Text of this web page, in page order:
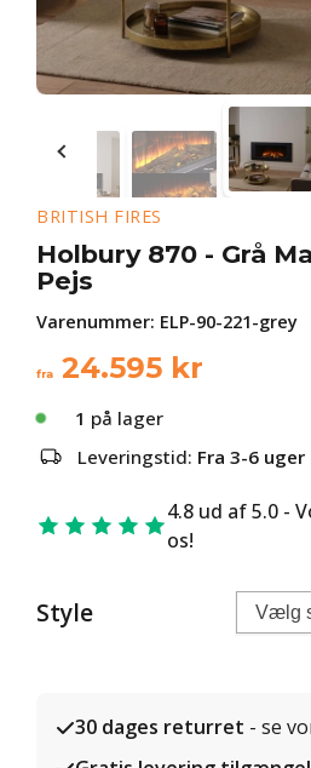
BRITISH FIRES
Holbury 870 - Grå
Pejs
Varenummer: ELP-90-221-grey
fra 24.595 kr
1 på lager
Leveringstid: Fra 3-6 uger
4.8 ud af 5.0 -
os!
Style
30 dages returret - se